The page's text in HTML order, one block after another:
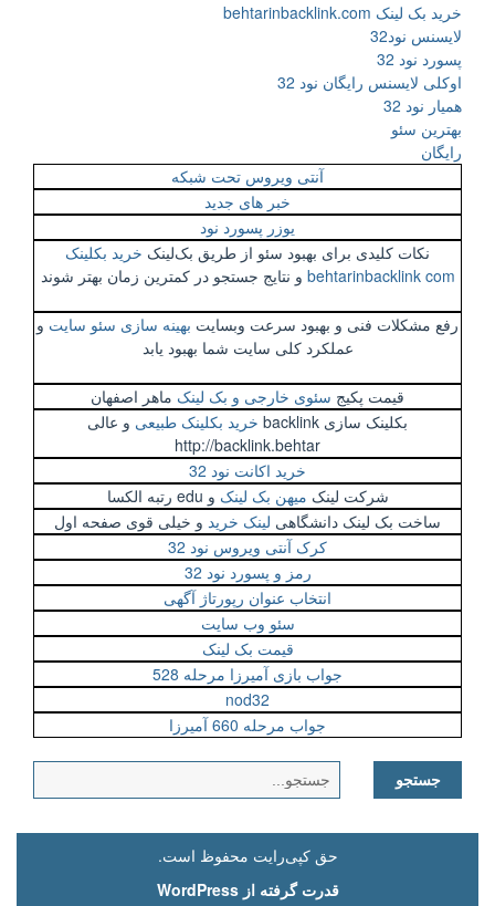
خرید بک لینک behtarinbacklink.com
لایسنس نود32
پسورد نود 32
اوکلی لایسنس رایگان نود 32
همیار نود 32
بهترین سئو
رایگان
آنتی ویروس تحت شبکه
خبر های جدید
یوزر پسورد نود
نکات کلیدی برای بهبود سئو از طریق بک‌لینک خرید بکلینک
behtarinbacklink com و نتایج جستجو در کمترین زمان بهتر شوند
رفع مشکلات فنی و بهبود سرعت وبسایت بهینه سازی سئو سایت و
عملکرد کلی سایت شما بهبود یابد
قیمت پکیج سئوی خارجی و بک لینک ماهر اصفهان
بکلینک سازی backlink
خرید بکلینک طبیعی و عالی
http://backlink.behtar
خرید اکانت نود 32
شرکت لینک میهن بک لینک و edu رتبه الکسا
ساخت بک لینک دانشگاهی لینک خرید و خیلی قوی صفحه اول
کرک آنتی ویروس نود 32
رمز و پسورد نود 32
انتخاب عنوان رپورتاژ آگهی
سئو وب سایت
قیمت بک لینک
جواب بازی آمیرزا مرحله 528
nod32
جواب مرحله 660 آمیرزا
برای:
حق کپی‌رایت محفوظ است.
قدرت گرفته از WordPress